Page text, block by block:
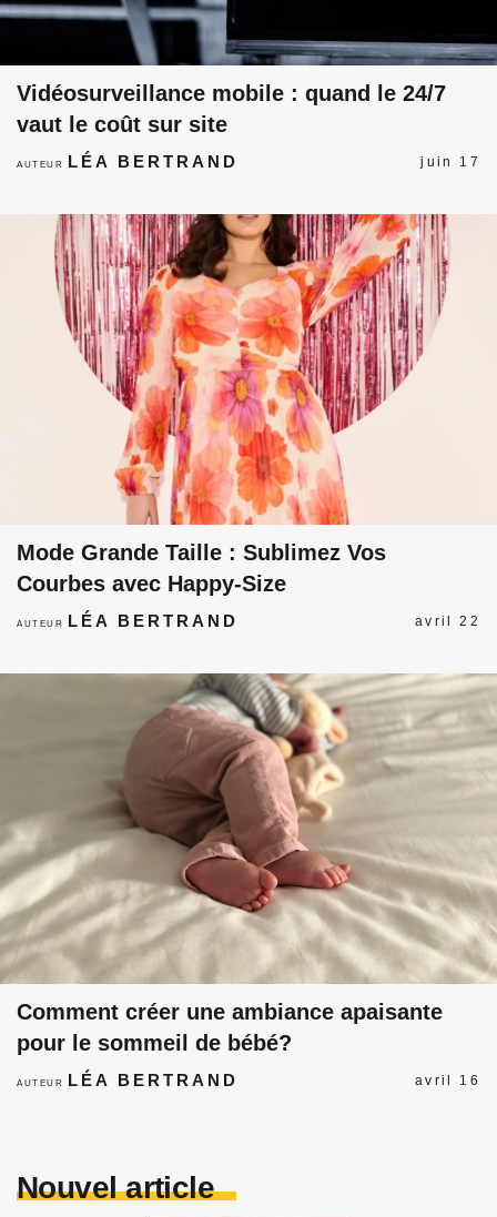
Vidéosurveillance mobile : quand le 24/7
vaut le coût sur site
AUTEUR LÉA BERTRAND juin 17
Mode Grande Taille : Sublimez Vos
Courbes avec Happy-Size
AUTEUR LÉA BERTRAND avril 22
Comment créer une ambiance apaisante
pour le sommeil de bébé?
AUTEUR LÉA BERTRAND avril 16
Nouvel article